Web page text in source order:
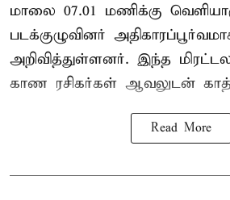
மாலை 07.01 மணிக்கு
படக்குழுவினர்
அறிவித்துள்ளனர். இந்த
காண ரசிகர்கள் ஆவலுடன்
Read More